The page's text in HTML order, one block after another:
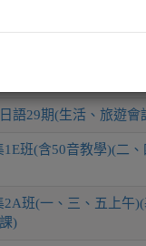
語29期(生活、旅遊
1E班(含50音教學)(二
2A班(一、三、五上午
)